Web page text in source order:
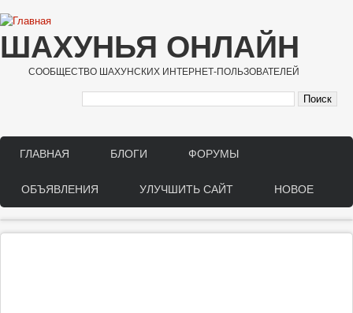
Перейти к основному содержанию
ШАХУНЬЯ ОНЛАЙН
СООБЩЕСТВО ШАХУНСКИХ ИНТЕРНЕТ-ПОЛЬЗОВАТЕЛЕЙ
Main menu
ГЛАВНАЯ БЛОГИ ФОРУМЫ
ОБЪЯВЛЕНИЯ УЛУЧШИТЬ САЙТ НОВОЕ